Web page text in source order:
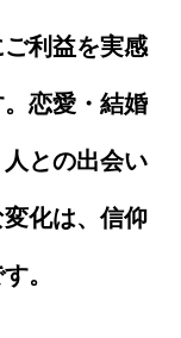
利益を実感
恋愛・結婚
との出会い
化は、信仰
。